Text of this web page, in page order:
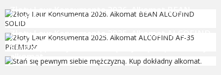
Złoty Laur Konsumenta 2026. Alkomat BEAN
ALCOFIND SOLID
Złoty Laur Konsumenta 2025. Alkomat ALCOFIND
AF-35 PREMIUM
Stań się pewnym siebie mężczyzną. Kup dokładny
alkomat.